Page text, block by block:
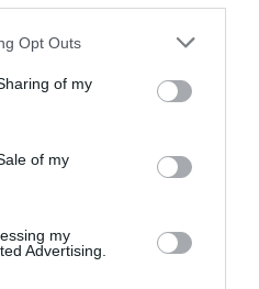
Opt Outs
of my
of my
my
Advertising.
Έκθεση στο
Μουσείο Πάνου &
Ηλία Ηλιόπουλου
Απόστολος